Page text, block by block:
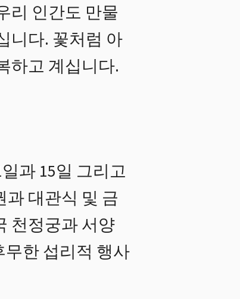
리 인간도 만물
니다. 꽃처럼 아
하고 계십니다.
과 15일 그리고
과 대관식 및 금
천정궁과 서양
한 섭리적 행사